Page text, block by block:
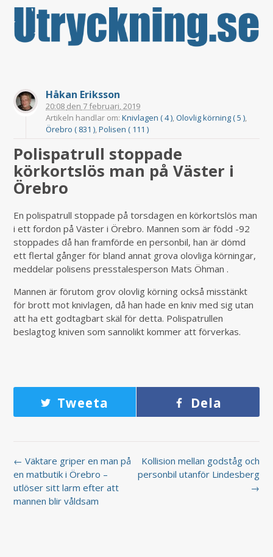
Håkan Eriksson
20:08 den 7 februari, 2019
Artikeln handlar om:Knivlagen ( 4 ),Olovlig körning ( 5 ),
Örebro ( 831 ),Polisen ( 111 )
Polispatrull stoppade
körkortslös man på Väster i
Örebro
En polispatrull stoppade på torsdagen en körkortslös man
i ett fordon på Väster i Örebro. Mannen som är född -92
stoppades då han framförde en personbil, han är dömd
ett flertal gånger för bland annat grova olovliga körningar,
meddelar polisens presstalesperson Mats Öhman .
Mannen är förutom grov olovlig körning också misstänkt
för brott mot knivlagen, då han hade en kniv med sig utan
att ha ett godtagbart skäl för detta. Polispatrullen
beslagtog kniven som sannolikt kommer att förverkas.
Tweeta Dela
← Väktare griper en man på
en matbutik i Örebro –
utlöser sitt larm efter att
mannen blir våldsam
Kollision mellan godståg och
personbil utanför Lindesberg
→